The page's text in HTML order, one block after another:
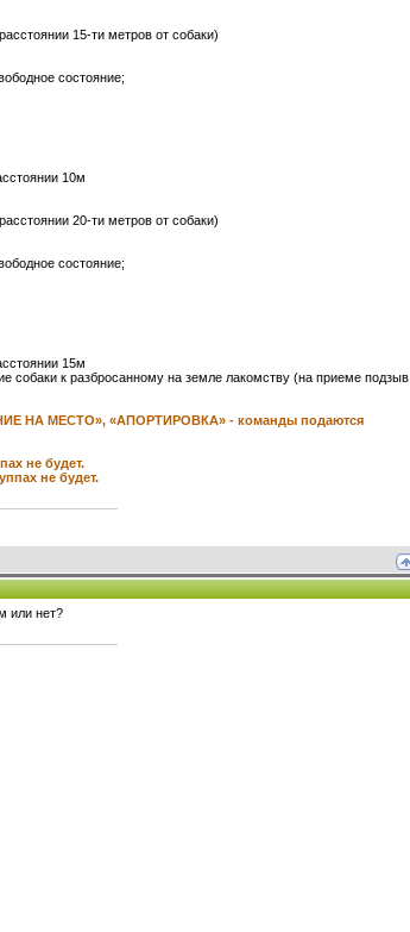
15-ти метров от собаки)
состояние;
10м
20-ти метров от собаки)
состояние;
15м
собаки к разбросанному на земле лакомству (на приеме подзыв
НА МЕСТО», «АПОРТИРОВКА» - команды подаются
не будет.
не будет.
или нет?